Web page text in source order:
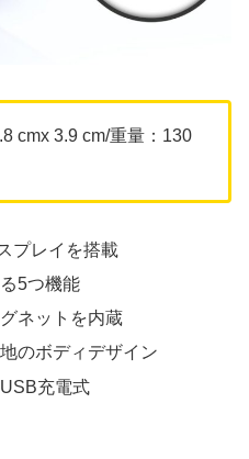
cmx 3.9 cm/重量：130
プレイを搭載
5つ機能
ネットを内蔵
のボディデザイン
充電式